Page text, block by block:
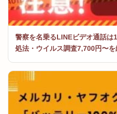
警察を名乗るLINEビデオ通話は
処法・ウイルス調査7,700円〜